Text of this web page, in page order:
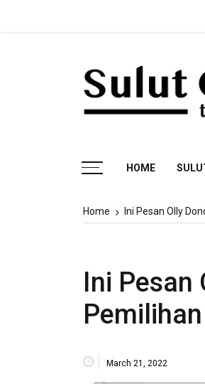
HOME
Home Ini Pesan Olly
Ini Pesan
March 21, 2022